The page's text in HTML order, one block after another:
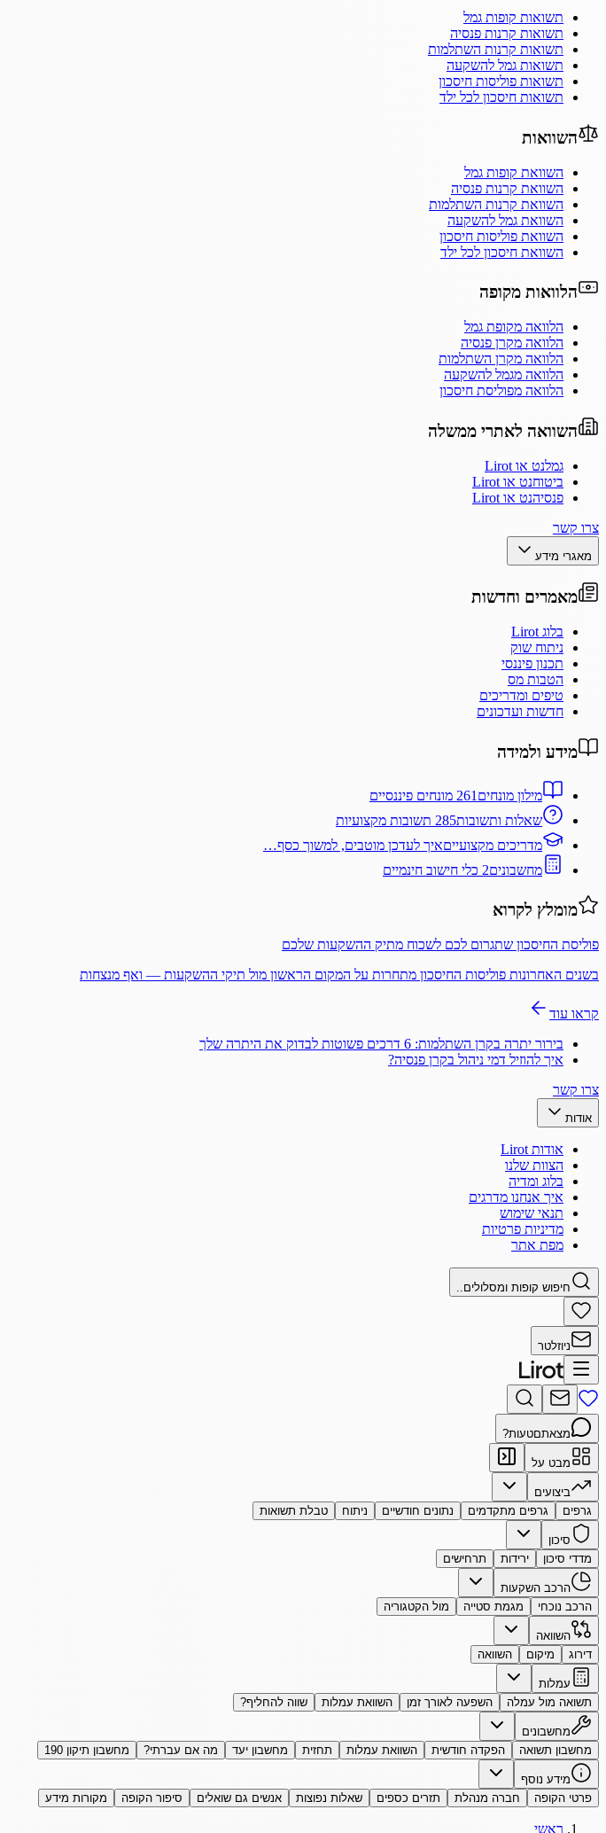
תשואות קופות גמל
תשואות קרנות פנסיה
תשואות קרנות השתלמות
תשואות גמל להשקעה
תשואות פוליסות חיסכון
תשואות חיסכון לכל ילד
השוואות
השוואת קופות גמל
השוואת קרנות פנסיה
השוואת קרנות השתלמות
השוואת גמל להשקעה
השוואת פוליסות חיסכון
השוואת חיסכון לכל ילד
הלוואות מקופה
הלוואה מקופת גמל
הלוואה מקרן פנסיה
הלוואה מקרן השתלמות
הלוואה מגמל להשקעה
הלוואה מפוליסת חיסכון
השוואה לאתרי ממשלה
גמלנט או Lirot
ביטוחנט או Lirot
פנסיהנט או Lirot
צרו קשר
מאגרי מידע
מאמרים וחדשות
בלוג Lirot
ניתוח שוק
תכנון פיננסי
הטבות מס
טיפים ומדריכים
חדשות ועדכונים
מידע ולמידה
מילון מונחים 261 מונחים פיננסיים
שאלות ותשובות285 תשובות מקצועיות
מדריכים מקצועייםאיך לעדכן מוטבים, למשוך כסף…
מחשבונים2 כלי חישוב חינמיים
מומלץ לקרוא
פוליסת החיסכון שתגרום לכם לשכוח מתיק ההשקעות שלכם
בשנים האחרונות פוליסות החיסכון מתחרות על המקום הראשון מול תיקי ההשקעות — ואף מנצחות
קראו עוד
בירור יתרה בקרן השתלמות: 6 דרכים פשוטות לבדוק את היתרה שלך
איך להוזיל דמי ניהול בקרן פנסיה?
צרו קשר
אודות
אודות Lirot
הצוות שלנו
בלוג ומדיה
איך אנחנו מדרגים
תנאי שימוש
מדיניות פרטיות
מפת אתר
חיפוש קופות ומסלולים..
ניוזלטר
מצאתםטעות?
מבט על
ביצועים
גרפים
גרפים מתקדמים נתונים חודשיים ניתוח טבלת תשואות
סיכון
מדדי סיכון
ירידות תרחישים
הרכב השקעות
הרכב נוכחי
מגמת סטייה מול הקטגוריה
השוואה
דירוג
מיקום השוואה
עמלות
תשואה מול עמלה
השפעה לאורך זמן השוואת עמלות שווה להחליף?
מחשבונים
מחשבון תשואה
הפקדה חודשית השוואת עמלות תחזית מחשבון יעד מה אם עברתי? מחשבון תיקון 190
מידע נוסף
פרטי הקופה
חברה מנהלת תזרים כספים שאלות נפוצות אנשים גם שואלים סיפור הקופה מקורות מידע
ראשי